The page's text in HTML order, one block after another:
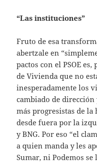
“Las instituciones”
Fruto de esa
abertzale en
pactos con el PSOE
de Vivienda que no
inesperadamente los
cambiado de
más progresistas de la
desde fuera por la
y BNG. Por eso “el
a quien manda y les
Sumar, ni Podemos